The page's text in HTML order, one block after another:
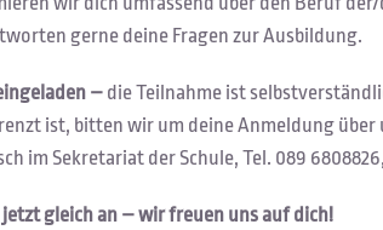
gerne deine Fragen zur Ausbildung.
– die Teilnahme ist
ist, bitten wir um deine Anmeldung
im Sekretariat der Schule, Tel. 089
gleich an – wir freuen uns auf dich!